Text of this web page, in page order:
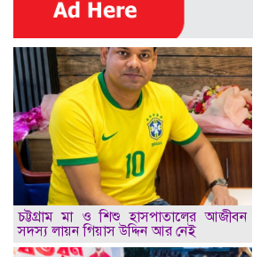
চট্টগ্রাম মা ও শিশু হাসপাতালের আজীবন
সদস্য লায়ন গিয়াস উদ্দিন আর নেই